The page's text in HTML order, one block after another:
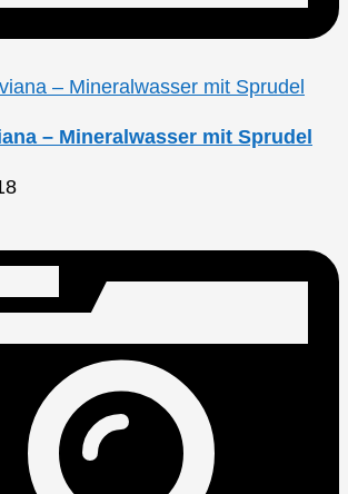
– Mineralwasser mit Sprudel